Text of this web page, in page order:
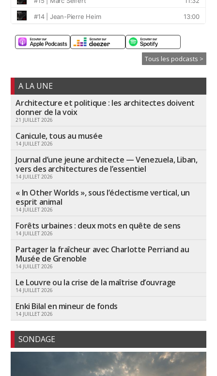
Tous les podcasts >
A LA UNE
Architecture et politique : les architectes doivent
donner de la voix
21 JUILLET 2026
Canicule, tous au musée
14 JUILLET 2026
Journal d’une jeune architecte — Venezuela, Liban,
vers des architectures de l’essentiel
14 JUILLET 2026
« In Other Worlds », sous l’éclectisme vertical, un
esprit animal
14 JUILLET 2026
Forêts urbaines : deux mots en quête de sens
14 JUILLET 2026
Partager la fraîcheur avec Charlotte Perriand au
Musée de Grenoble
14 JUILLET 2026
Le Louvre ou la crise de la maîtrise d’ouvrage
14 JUILLET 2026
Enki Bilal en mineur de fonds
14 JUILLET 2026
SONDAGE